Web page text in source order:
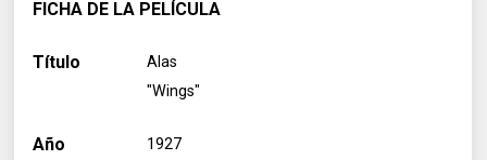
FICHA DE LA PELÍCULA
Título
Alas
"Wings"
Año 1927